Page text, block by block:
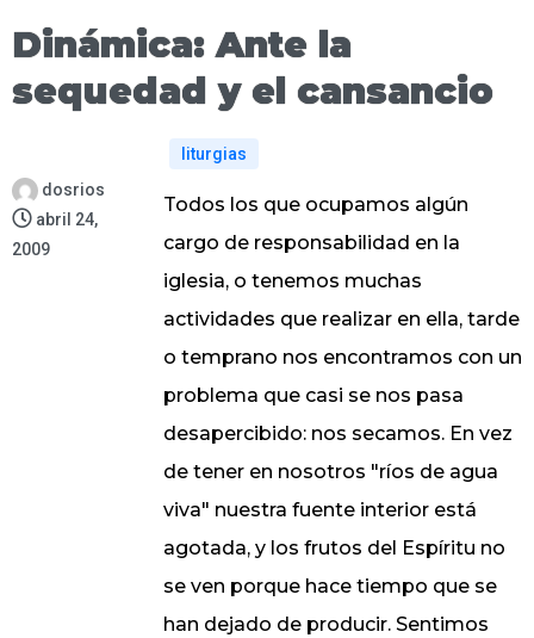
Dinámica: Ante la
sequedad y el cansancio
dosrios
abril 24,
2009
liturgias
Todos los que ocupamos algún
cargo de responsabilidad en la
iglesia, o tenemos muchas
actividades que realizar en ella, tarde
o temprano nos encontramos con un
problema que casi se nos pasa
desapercibido: nos secamos. En vez
de tener en nosotros "ríos de agua
viva" nuestra fuente interior está
agotada, y los frutos del Espíritu no
se ven porque hace tiempo que se
han dejado de producir. Sentimos